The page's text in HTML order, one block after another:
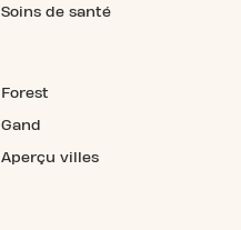
Soins de santé
Forest
Gand
Aperçu villes